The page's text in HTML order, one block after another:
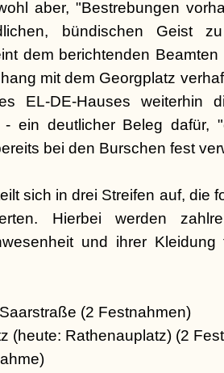
aber, "Bestrebungen
bündischen Geist
dem berichtenden
mit dem Georgplatz
EL-DE-Hauses weiterhin
ein deutlicher Beleg dafür,
bei den Burschen fest
sich in drei Streifen auf, die
Hierbei werden
und ihrer Kleidung
(2 Festnahmen)
(heute: Rathenauplatz) (2